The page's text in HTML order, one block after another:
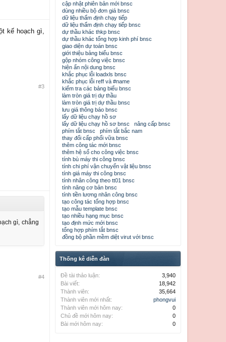
kế hoạch gì,
#3
gì, chẳng
#4
cập nhật phiên bản mới bnsc
dùng nhiều bộ đơn giá bnsc
dữ liệu thẩm định chạy tiếp
dữ liệu thẩm định chạy tiếp bnsc
dự thầu khác thkp bnsc
dự thầu khác tổng hợp kinh phí bnsc
giao diện dự toán bnsc
giới thiệu bảng biểu bnsc
gộp nhóm công việc bnsc
hiện ẩn nội dung bnsc
khắc phục lỗi loadxls bnsc
khắc phục lỗi reff và #name
kiểm tra các bảng biểu bnsc
làm tròn giá trị dự thầu
làm tròn giá trị dự thầu bnsc
lưu giá thông báo bnsc
lấy dữ liệu chạy hồ sơ
lấy dữ liệu chạy hồ sơ bnsc
nâng cấp bnsc
phím tắt bnsc
phím tắt bắc nam
thay đổi cấp phối vữa bnsc
thêm công tác mới bnsc
thêm hệ số cho công việc bnsc
tính bù máy thi công bnsc
tính chi phí vận chuyển vật liệu bnsc
tính giá máy thi công bnsc
tính nhân công theo tt01 bnsc
tính năng cơ bản bnsc
tính tiền lương nhân công bnsc
tạo công tác tổng hợp bnsc
tạo mẫu template bnsc
tạo nhiều hạng mục bnsc
tạo định mức mới bnsc
tổng hợp phím tắt bnsc
đồng bộ phần mềm diệt virut với bnsc
Thống kê diễn đàn
Đề tài thảo luận:
3,940
Bài viết:
18,942
Thành viên:
35,664
Thành viên mới nhất:
phongvui
Thành viên mới hôm nay:
0
Chủ đề mới hôm nay:
0
Bài mới hôm nay:
0